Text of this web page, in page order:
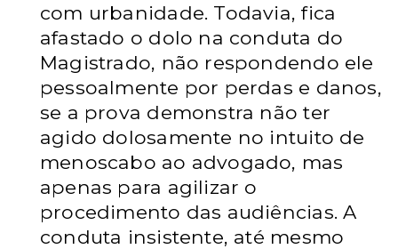
com urbanidade. Todavia, fica
afastado o dolo na conduta do
Magistrado, não respondendo ele
pessoalmente por perdas e danos,
se a prova demonstra não ter
agido dolosamente no intuito de
menoscabo ao advogado, mas
apenas para agilizar o
procedimento das audiências. A
conduta insistente, até mesmo